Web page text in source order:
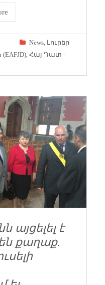
News, Լուրեր
(EAFJD) ,Հայ Դատ -
այցելել է
քաղաք.